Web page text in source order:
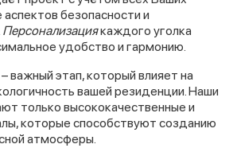
безопасности и
Персонализациякаждого уголка
удобство и гармонию.
важный этап, который влияет на
вашей резиденции. Наши
только высококачественные и
которые способствуют созданию
атмосферы.